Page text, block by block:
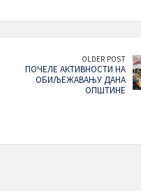
OLDER POST
ПОЧЕЛЕ АКТИВНОСТИ НА
ОБИЉЕЖАВАЊУ ДАНА
ОПШТИНЕ